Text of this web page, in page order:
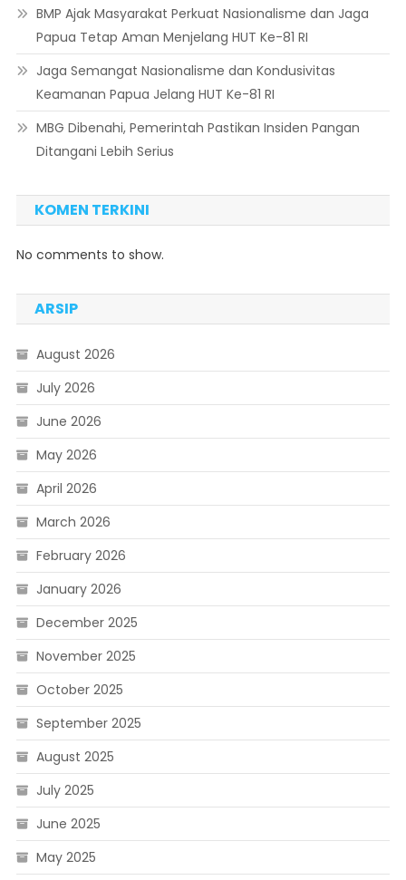
BMP Ajak Masyarakat Perkuat Nasionalisme dan Jaga
Papua Tetap Aman Menjelang HUT Ke-81 RI
Jaga Semangat Nasionalisme dan Kondusivitas
Keamanan Papua Jelang HUT Ke-81 RI
MBG Dibenahi, Pemerintah Pastikan Insiden Pangan
Ditangani Lebih Serius
KOMEN TERKINI
No comments to show.
ARSIP
August 2026
July 2026
June 2026
May 2026
April 2026
March 2026
February 2026
January 2026
December 2025
November 2025
October 2025
September 2025
August 2025
July 2025
June 2025
May 2025